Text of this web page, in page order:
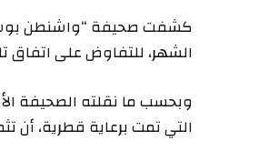
كشفت صحيفة “واشنطن
الشهر، للتفاوض على اتفاق
وبحسب ما نقلته الصحيفة
التي تمت برعاية قطرية، أن